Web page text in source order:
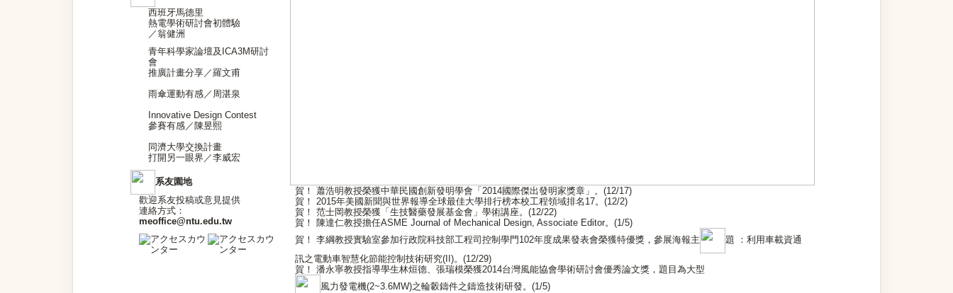
西班牙馬德里
熱電學術研討會初體驗
／翁健洲
青年科學家論壇及ICA3M研討
會
推廣計畫分享／羅文甫
雨傘運動有感／周湛泉
Innovative Design Contest
參賽有感／陳昱熙
同濟大學交換計畫
打開另一眼界／李威宏
系友園地
歡迎系友投稿或意見提供
連絡方式：
meoffice@ntu.edu.tw
賀！ 蕭浩明教授榮獲中華民國創新發明學會「2014國際傑出發明家獎章」。(12/17)
賀！ 2015年美國新聞與世界報導全球最佳大學排行榜本校工程領域排名17。(12/2)
賀！ 范士岡教授榮獲「生技醫藥發展基金會」學術講座。(12/22)
賀！
陳達仁教授擔任ASME Journal of Mechanical Design, Associate Editor。(1/5)
賀！ 李綱教授實驗室參加行政院科技部工程司控制學門102年度成果發表會榮獲特優獎，參展海報主
題 ：利用車載資通
訊之電動車智慧化節能控制技術研究(II)。(12/29)
賀！ 潘永寧教授指導學生林烜德、張瑞模榮獲2014台灣風能協會學術研討會優秀論文獎，題目為大型
風力發電機(2~3.6MW)之輪轂鑄件之鑄造技術研發。(1/5)